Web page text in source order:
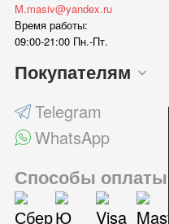
M.masiv@yandex.ru
Время работы:
09:00-21:00 Пн.-Пт.
Покупателям
Telegram
WhatsApp
Способы оплаты